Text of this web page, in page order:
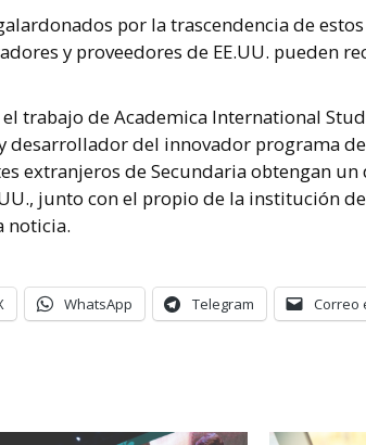
por la trascendencia de
y proveedores de EE.UU. pueden
trabajo de Academica International
desarrollador del innovador programa
extranjeros de Secundaria obtengan un
junto con el propio de la institución
noticia.
WhatsApp Telegram Correo